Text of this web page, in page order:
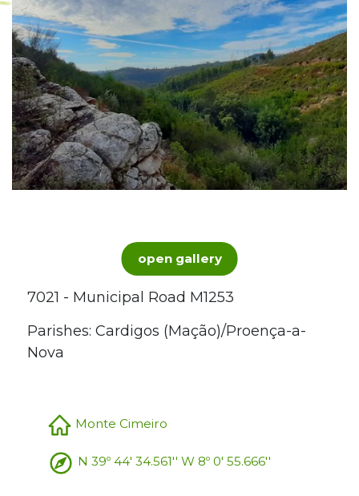
open gallery
7021 - Municipal Road M1253
Parishes: Cardigos (Mação)/Proença-a-
Nova
Monte Cimeiro
N 39º 44' 34.561'' W 8º 0' 55.666''